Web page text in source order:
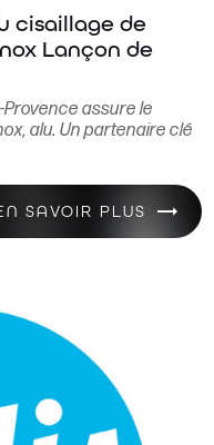
cisaillage de
Lançon de
Provence assure le
alu. Un partenaire clé
SAVOIR PLUS